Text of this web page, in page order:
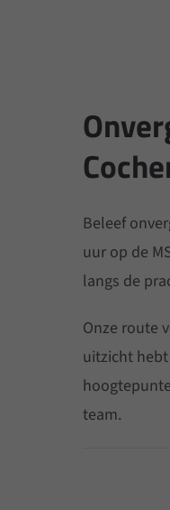
Beleef
uur op de
langs de
Onze route
uitzicht
team.